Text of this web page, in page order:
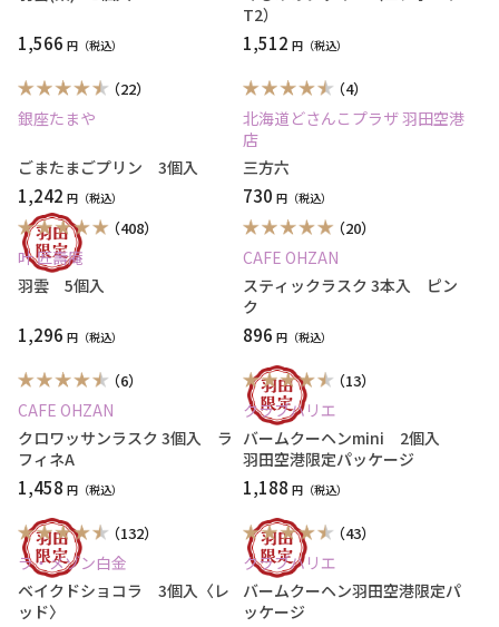
1,566 円
T2）
1,512 円
（22）
銀座たまや
ごまたまごプリン 3個入
1,242 円
（4）
北海道どさんこプラザ 羽田空港
店
三方六
730 円
（408）
叶 匠壽庵
羽雲 5個入
1,296 円
（20）
CAFE OHZAN
スティックラスク 3本入 ピン
ク
896 円
（6）
CAFE OHZAN
クロワッサンラスク 3個入 ラ
フィネA
1,458 円
（13）
クラブハリエ
バームクーヘンmini 2個入
羽田空港限定パッケージ
1,188 円
（132）
ラ・メゾン白金
ベイクドショコラ 3個入〈レ
ッド〉
（43）
クラブハリエ
バームクーヘン羽田空港限定パ
ッケージ